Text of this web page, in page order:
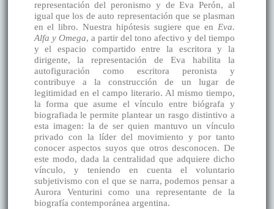
representación del peronismo y de Eva Perón, al
igual que los de auto representación que se plasman
en el libro. Nuestra hipótesis sugiere que en Eva.
Alfa y Omega, a partir del tono afectivo y del tiempo
y el espacio compartido entre la escritora y la
dirigente, la representación de Eva habilita la
autofiguración como escritora peronista y
contribuye a la construcción de un lugar de
legitimidad en el campo literario. Al mismo tiempo,
la forma que asume el vínculo entre biógrafa y
biografiada le permite plantear un rasgo distintivo a
esta imagen: la de ser quien mantuvo un vínculo
privado con la líder del movimiento y por tanto
conocer aspectos suyos que otros desconocen. De
este modo, dada la centralidad que adquiere dicho
vínculo, y teniendo en cuenta el voluntario
subjetivismo con el que se narra, podemos pensar a
Aurora Venturini como una representante de la
biografía contemporánea argentina.